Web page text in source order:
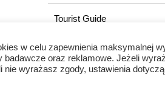
Tourist Guide
w celu zapewnienia maksymalnej
oraz reklamowe. Jeżeli
wyrażasz zgody, ustawienia